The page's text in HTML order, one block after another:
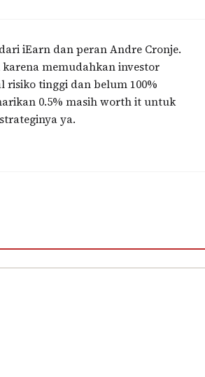
iEarn dan peran Andre Cronje.
memudahkan investor
tinggi dan belum 100%
0.5% masih worth it untuk
ya.